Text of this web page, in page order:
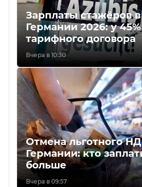
Зарплаты стажёров в
Германии 2026: у
тарифного договора
Вчера в 10:30
Отмена льготного
Германии: кто
больше
Вчера в 09:57